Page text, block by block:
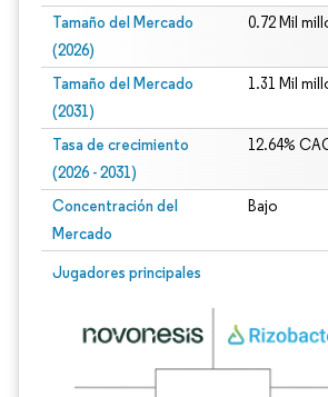
Tamaño del Mercado
(2026)
0.72 Mil
Tamaño del Mercado
(2031)
1.31 Mil
Tasa de crecimiento
(2026 - 2031)
12.64%
Concentración del
Mercado
Bajo
Jugadores principales
Imagen © Mordor Intelligence. El uso requiere